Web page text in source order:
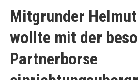
Mitgrunder
wollte mit der
Partnerborse